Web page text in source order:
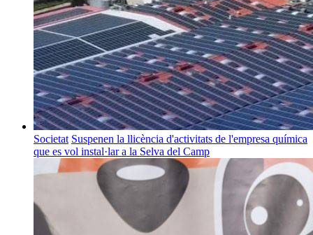
Societat Suspenen la llicència d'activitats de l'empresa química
que es vol instal·lar a la Selva del Camp